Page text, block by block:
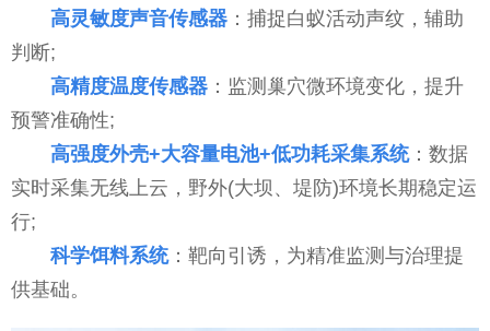
高灵敏度声音传感器 ：捕捉白蚁活动声纹，辅助
判断;
高精度温度传感器 ：监测巢穴微环境变化，提升
预警准确性;
高强度外壳+大容量电池+低功耗采集系统：数据
实时采集无线上云，野外(大坝、堤防)环境长期稳定运
行;
科学饵料系统：靶向引诱，为精准监测与治理提
供基础。